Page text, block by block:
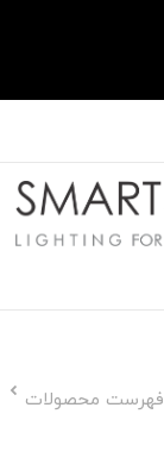
فهرست محصولات